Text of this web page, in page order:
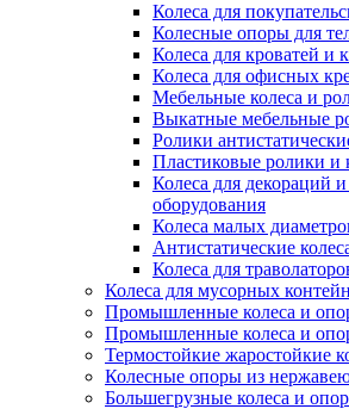
Колеса для
Колесные опоры для
Колеса для кроватей и
Колеса для офисных
Мебельные колеса и
Выкатные мебельные
Ролики
Пластиковые ролики и
Колеса для декораций
оборудования
Колеса малых
Антистатические
Колеса для
Колеса для мусорных
Промышленные колеса и
Промышленные колеса и
Термостойкие жаростойкие
Колесные опоры из
Большегрузные колеса и